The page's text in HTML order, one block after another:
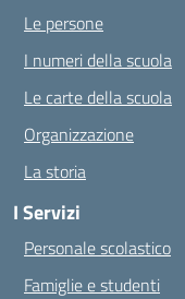
Le persone
I numeri della scuola
Le carte della scuola
Organizzazione
La storia
I Servizi
Personale scolastico
Famiglie e studenti